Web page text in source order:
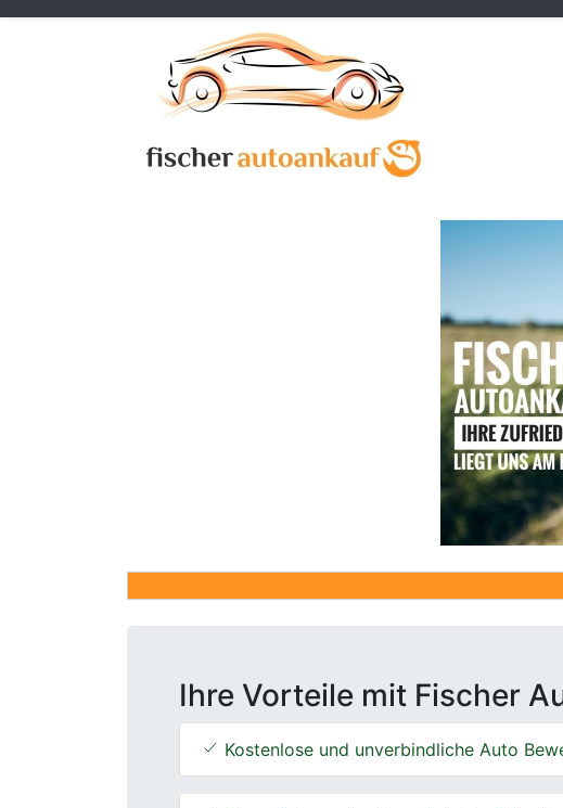
Ihre Vorteile mit Fischer
Kostenlose und unverbindliche Auto